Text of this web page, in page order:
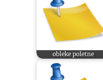
obleke poletne